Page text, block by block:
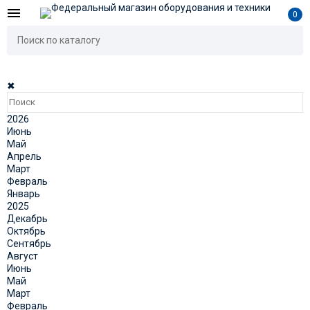
0
✖
2026
Июнь
Май
Апрель
Март
Февраль
Январь
2025
Декабрь
Октябрь
Сентябрь
Август
Июнь
Май
Март
Февраль